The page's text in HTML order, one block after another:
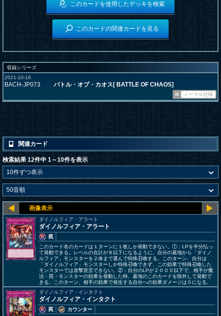
このカードを使用したデッキを検索
このカードの関連カードを見る
収録シリーズ
2021-10-16
BACH-JP073 バトル・オブ・カオス[ BATTLE OF CHAOS]
N ノーマル仕様
関連カード
検索結果 12件中 1～10件を表示
ダイノルフィア・アラート
ダイノルフィア・アラート
罠
このカード名のカードは１ターンに１枚しか発動できない。①：LPを半分払っ
て発動できる。レベルの合計が８以下になるように、自分の墓地から「ダイノ
ルフィア」モンスターを２体まで選んで特殊召喚する。このターン、自分は
「ダイノルフィア」モンスターしか特殊召喚できず、この効果で特殊召喚した
モンスターでは攻撃宣言できない。②：自分のLPが２０００以下で、相手が魔
法・罠・モンスターの効果を発動した時、墓地のこのカードを除外して発動で
きる。このターン、相手の効果で発生する自分への効果ダメージは０になる。
ダイノルフィア・インタクト
ダイノルフィア・インタクト
罠
カウンター